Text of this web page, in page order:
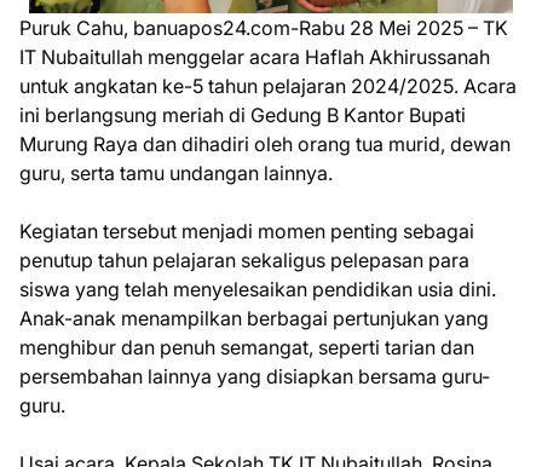
Puruk Cahu, banuapos24.com-Rabu 28 Mei 2025 – TK
IT Nubaitullah menggelar acara Haflah Akhirussanah
untuk angkatan ke-5 tahun pelajaran 2024/2025. Acara
ini berlangsung meriah di Gedung B Kantor Bupati
Murung Raya dan dihadiri oleh orang tua murid, dewan
guru, serta tamu undangan lainnya.
Kegiatan tersebut menjadi momen penting sebagai
penutup tahun pelajaran sekaligus pelepasan para
siswa yang telah menyelesaikan pendidikan usia dini.
Anak-anak menampilkan berbagai pertunjukan yang
menghibur dan penuh semangat, seperti tarian dan
persembahan lainnya yang disiapkan bersama guru-
guru.